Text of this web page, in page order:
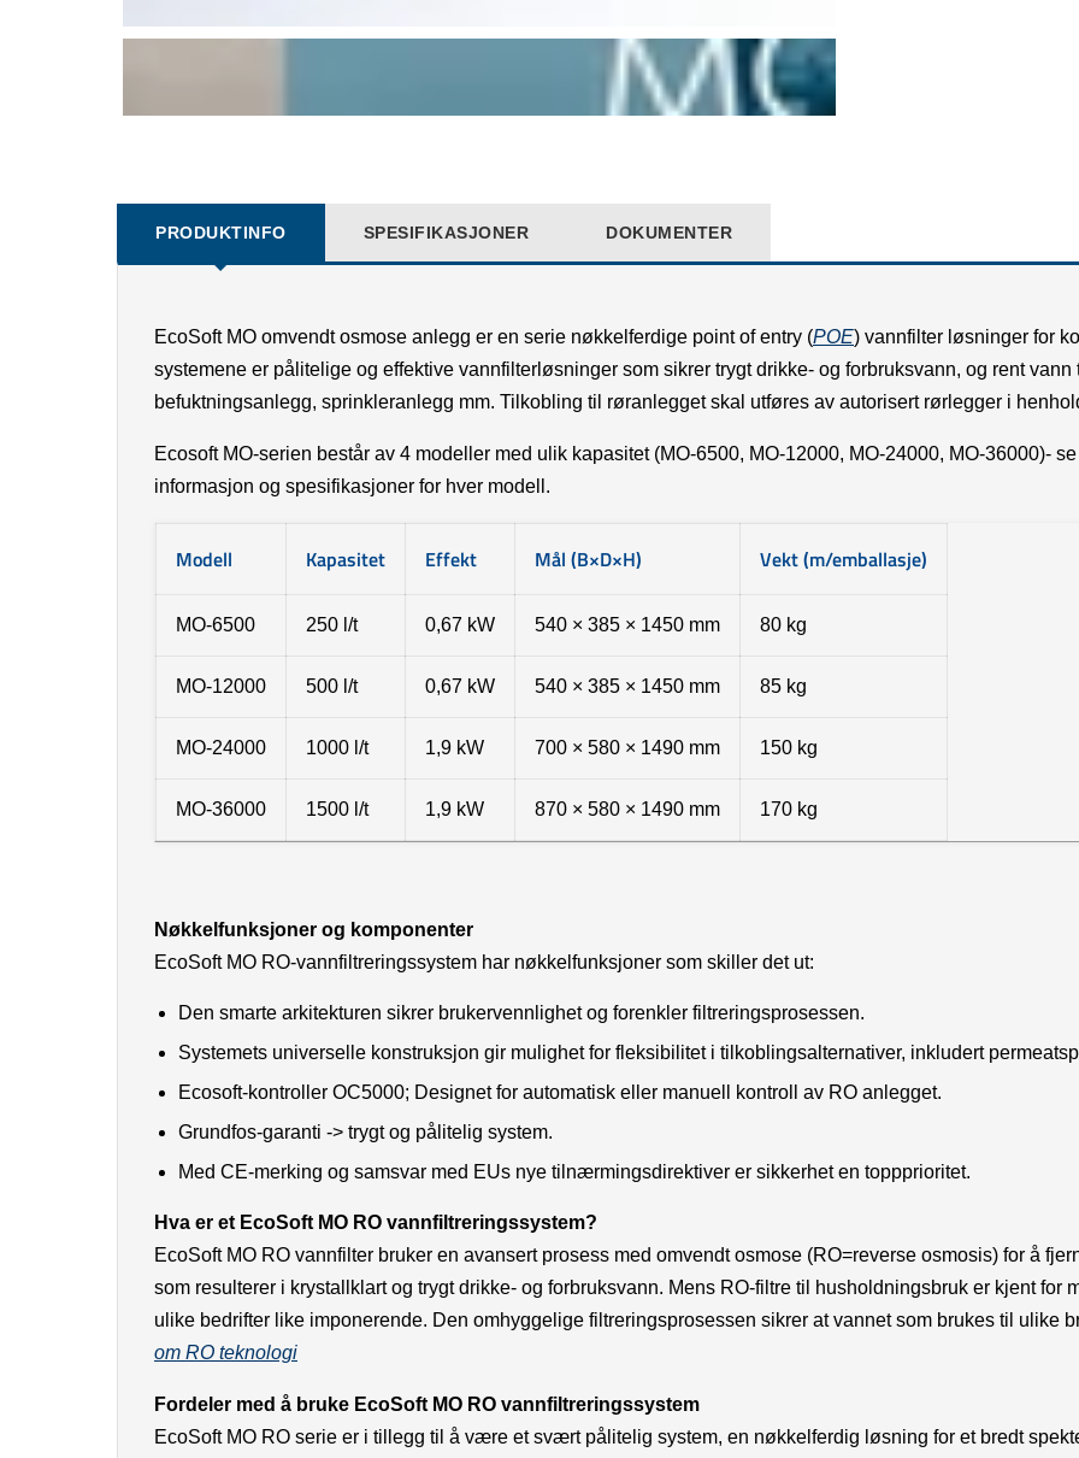
PRODUKTINFO SPESIFIKASJONER DOKUMENTER
EcoSoft MO omvendt osmose anlegg er en serie nøkkelferdige point of entry (POE) vannfilter løsninger for
systemene er pålitelige og effektive vannfilterløsninger som sikrer trygt drikke- og forbruksvann, og rent
befuktningsanlegg, sprinkleranlegg mm. Tilkobling til røranlegget skal utføres av autorisert rørlegger i
Ecosoft MO-serien består av 4 modeller med ulik kapasitet (MO-6500, MO-12000, MO-24000, MO-36000)-
informasjon og spesifikasjoner for hver modell.
Modell Kapasitet Effekt Mål (B×D×H) Vekt (m/emballasje)
MO-6500 250 l/t 0,67 kW 540 × 385 × 1450 mm 80 kg
MO-12000 500 l/t 0,67 kW 540 × 385 × 1450 mm 85 kg
MO-24000 1000 l/t 1,9 kW 700 × 580 × 1490 mm 150 kg
MO-36000 1500 l/t 1,9 kW 870 × 580 × 1490 mm 170 kg
Nøkkelfunksjoner og komponenter
EcoSoft MO RO-vannfiltreringssystem har nøkkelfunksjoner som skiller det ut:
Den smarte arkitekturen sikrer brukervennlighet og forenkler filtreringsprosessen.
Systemets universelle konstruksjon gir mulighet for fleksibilitet i tilkoblingsalternativer, inkludert
Ecosoft-kontroller OC5000; Designet for automatisk eller manuell kontroll av RO anlegget.
Grundfos-garanti -> trygt og pålitelig system.
Med CE-merking og samsvar med EUs nye tilnærmingsdirektiver er sikkerhet en toppprioritet.
Hva er et EcoSoft MO RO vannfiltreringssystem?
EcoSoft MO RO vannfilter bruker en avansert prosess med omvendt osmose (RO=reverse osmosis) for å
som resulterer i krystallklart og trygt drikke- og forbruksvann. Mens RO-filtre til husholdningsbruk er kjent for
ulike bedrifter like imponerende. Den omhyggelige filtreringsprosessen sikrer at vannet som brukes til ulike
om RO teknologi
Fordeler med å bruke EcoSoft MO RO vannfiltreringssystem
EcoSoft MO RO serie er i tillegg til å være et svært pålitelig system, en nøkkelferdig løsning for et bredt